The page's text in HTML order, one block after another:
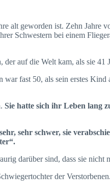
alt geworden ist. Zehn Jahre
Schwestern bei einem
auf die Welt kam, als sie 41
fast 50, als sein erstes
Sie hatte sich ihr Leben lang
sehr schwer, sie
darüber sind, dass sie nicht
der